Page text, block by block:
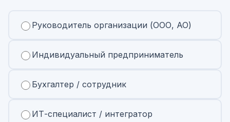
Руководитель организации (ООО, АО)
Индивидуальный предприниматель
Бухгалтер / сотрудник
ИТ-специалист / интегратор